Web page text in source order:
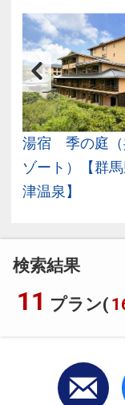
検索結果
11 プラン(
湯宿 季の庭（
ゾート）【群
津温泉】